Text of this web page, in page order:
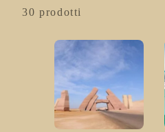
30 prodotti